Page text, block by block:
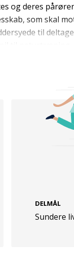
og deres
som skal
til
til naturtræning.
samt om
med
”Sund
DELMÅL
Sundere